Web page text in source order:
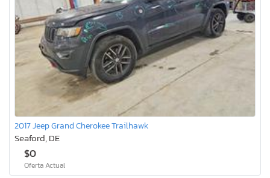
2017 Jeep Grand Cherokee Trailhawk
Seaford, DE
$0
Oferta Actual